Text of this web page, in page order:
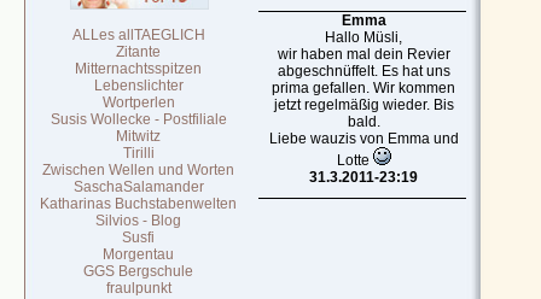
ALLes allTAEGLICH
Zitante
Mitternachtsspitzen
Lebenslichter
Wortperlen
Susis Wollecke - Postfiliale
Mitwitz
Tirilli
Zwischen Wellen und Worten
SaschaSalamander
Katharinas Buchstabenwelten
Silvios - Blog
Susfi
Morgentau
GGS Bergschule
fraulpunkt
Emma
Hallo Müsli,
wir haben mal dein Revier
abgeschnüffelt. Es hat uns
prima gefallen. Wir kommen
jetzt regelmäßig wieder. Bis
bald.
Liebe wauzis von Emma und
Lotte
31.3.2011-23:19